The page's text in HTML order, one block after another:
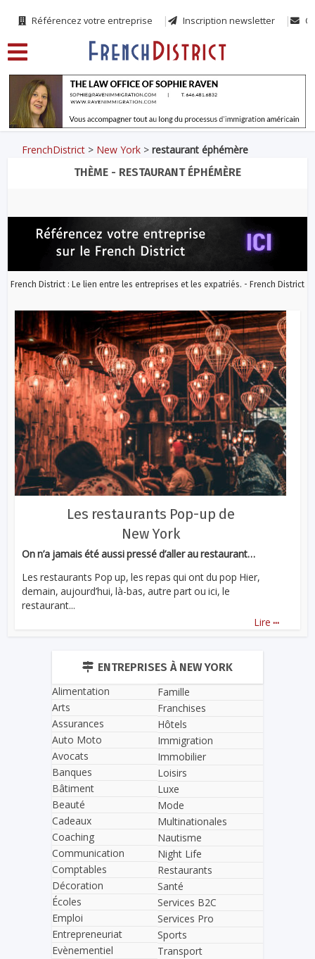
Référencez votre entreprise Inscription newsletter
FrenchDistrict > New York >restaurant éphémère
THÈME - RESTAURANT ÉPHÉMÈRE
French District : Le lien entre les entreprises et les expatriés. - French District
Les restaurants Pop-up de
New York
On n’a jamais été aussi pressé d’aller au restaurant…
Les restaurants Pop up, les repas qui ont du pop Hier,
demain, aujourd’hui, là-bas, autre part ou ici, le
restaurant...
Lire ...
ENTREPRISES À NEW YORK
Alimentation
Arts
Assurances
Auto Moto
Avocats
Banques
Bâtiment
Beauté
Cadeaux
Coaching
Communication
Comptables
Décoration
Écoles
Emploi
Entrepreneuriat
Evènementiel
Famille
Franchises
Hôtels
Immigration
Immobilier
Loisirs
Luxe
Mode
Multinationales
Nautisme
Night Life
Restaurants
Santé
Services B2C
Services Pro
Sports
Transport